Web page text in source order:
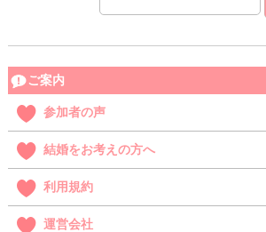
ご案内
参加者の声
結婚をお考えの方へ
利用規約
運営会社